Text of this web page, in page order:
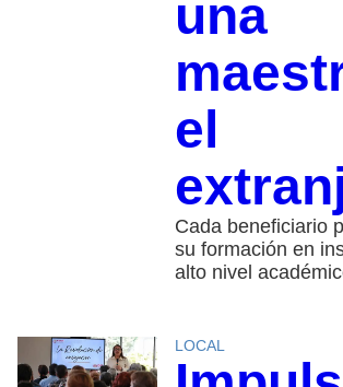
una
el
Cada beneficiario
su formación en
alto nivel
LOCAL